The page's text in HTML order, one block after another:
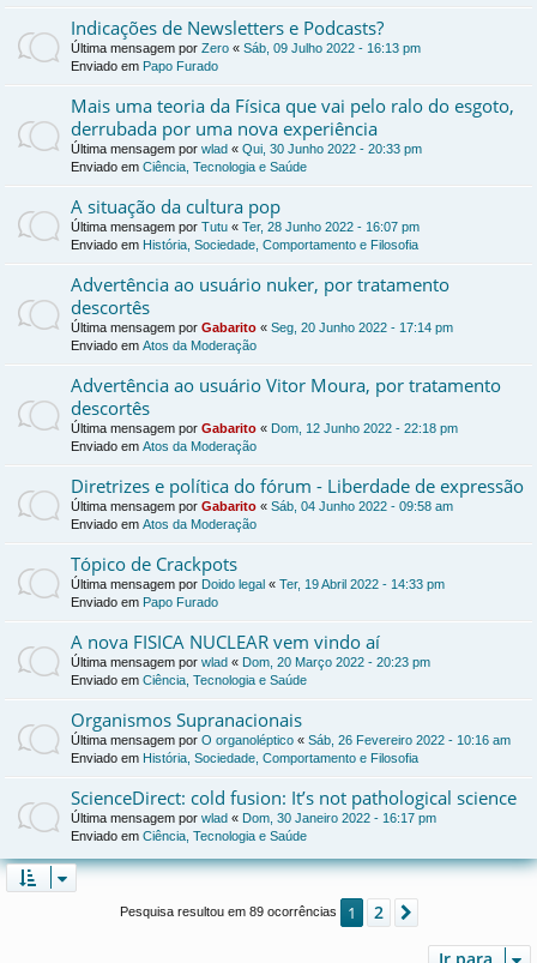
Indicações de Newsletters e Podcasts?
Última mensagem por Zero « Sáb, 09 Julho 2022 - 16:13 pm
Enviado em Papo Furado
Mais uma teoria da Física que vai pelo ralo do esgoto,
derrubada por uma nova experiência
Última mensagem por wlad « Qui, 30 Junho 2022 - 20:33 pm
Enviado em Ciência, Tecnologia e Saúde
A situação da cultura pop
Última mensagem por Tutu « Ter, 28 Junho 2022 - 16:07 pm
Enviado em História, Sociedade, Comportamento e Filosofia
Advertência ao usuário nuker, por tratamento
descortês
Última mensagem por Gabarito « Seg, 20 Junho 2022 - 17:14 pm
Enviado em Atos da Moderação
Advertência ao usuário Vitor Moura, por tratamento
descortês
Última mensagem por Gabarito « Dom, 12 Junho 2022 - 22:18 pm
Enviado em Atos da Moderação
Diretrizes e política do fórum - Liberdade de expressão
Última mensagem por Gabarito « Sáb, 04 Junho 2022 - 09:58 am
Enviado em Atos da Moderação
Tópico de Crackpots
Última mensagem por Doido legal « Ter, 19 Abril 2022 - 14:33 pm
Enviado em Papo Furado
A nova FISICA NUCLEAR vem vindo aí
Última mensagem por wlad « Dom, 20 Março 2022 - 20:23 pm
Enviado em Ciência, Tecnologia e Saúde
Organismos Supranacionais
Última mensagem por O organoléptico « Sáb, 26 Fevereiro 2022 - 10:16 am
Enviado em História, Sociedade, Comportamento e Filosofia
ScienceDirect: cold fusion: It’s not pathological science
Última mensagem por wlad « Dom, 30 Janeiro 2022 - 16:17 pm
Enviado em Ciência, Tecnologia e Saúde
Pesquisa resultou em 89 ocorrências 1 2